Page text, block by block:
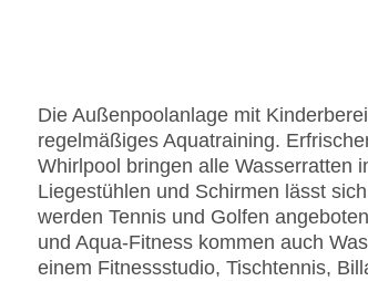
Die Außenpoolanlage mit
regelmäßiges Aquatraining.
Whirlpool bringen alle Wasserratten
Liegestühlen und Schirmen lässt
werden Tennis und Golfen
und Aqua-Fitness kommen auch
einem Fitnessstudio, Tischtennis,